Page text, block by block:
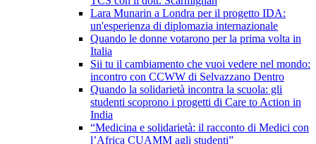
Lara Munarin a Londra per il progetto IDA:
un'esperienza di diplomazia internazionale
Quando le donne votarono per la prima volta in
Italia
Sii tu il cambiamento che vuoi vedere nel mondo:
incontro con CCWW di Selvazzano Dentro
Quando la solidarietà incontra la scuola: gli
studenti scoprono i progetti di Care to Action in
India
“Medicina e solidarietà: il racconto di Medici con
l’Africa CUAMM agli studenti”